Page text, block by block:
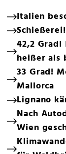
Italien
42,2 Grad!
heißer als
33 Grad!
Mallorca
Lignano
Nach
Wien